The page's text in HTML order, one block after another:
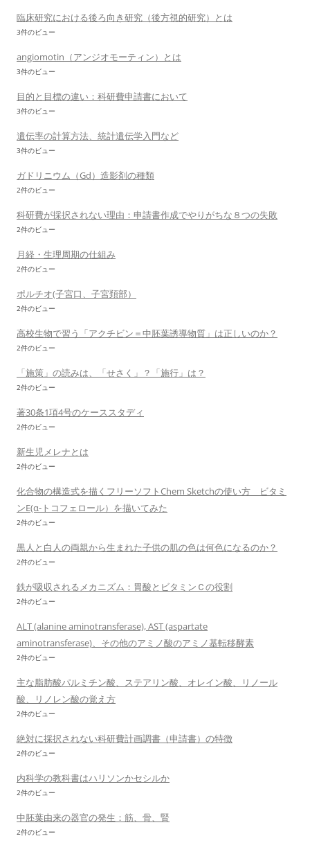
臨床研究における後ろ向き研究（後方視的研究）とは
3件のビュー
angiomotin（アンジオモーティン）とは
3件のビュー
目的と目標の違い：科研費申請書において
3件のビュー
遺伝率の計算方法、統計遺伝学入門など
3件のビュー
ガドリニウム（Gd）造影剤の種類
2件のビュー
科研費が採択されない理由：申請書作成でやりがちな８つの失敗
2件のビュー
月経・生理周期の仕組み
2件のビュー
ポルチオ(子宮口、子宮頚部）
2件のビュー
高校生物で習う「アクチビン＝中胚葉誘導物質」は正しいのか？
2件のビュー
「施策」の読みは、「せさく」？「施行」は？
2件のビュー
著30条1項4号のケーススタディ
2件のビュー
新生児メレナとは
2件のビュー
化合物の構造式を描くフリーソフトChem Sketchの使い方 ビタミ
ンE(α-トコフェロール）を描いてみた
2件のビュー
黒人と白人の両親から生まれた子供の肌の色は何色になるのか？
2件のビュー
鉄が吸収されるメカニズム：胃酸とビタミンＣの役割
2件のビュー
ALT (alanine aminotransferase), AST (aspartate
aminotransferase)、その他のアミノ酸のアミノ基転移酵素
2件のビュー
主な脂肪酸パルミチン酸、ステアリン酸、オレイン酸、リノール
酸、リノレン酸の覚え方
2件のビュー
絶対に採択されない科研費計画調書（申請書）の特徴
2件のビュー
内科学の教科書はハリソンかセシルか
2件のビュー
中胚葉由来の器官の発生：筋、骨、腎
2件のビュー